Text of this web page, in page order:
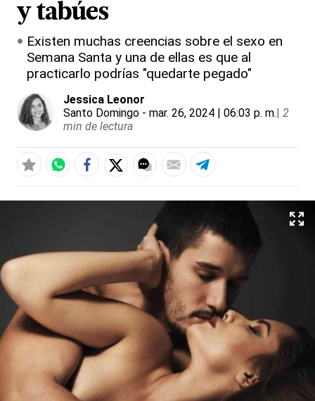
y tabúes
Existen muchas creencias sobre el sexo en
Semana Santa y una de ellas es que al
practicarlo podrías "quedarte pegado"
Jessica Leonor
Santo Domingo - mar. 26, 2024 | 06:03 p. m.| 2
min de lectura